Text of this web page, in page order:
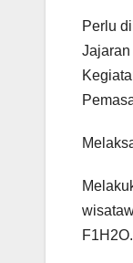
Perlu
F1H2O.